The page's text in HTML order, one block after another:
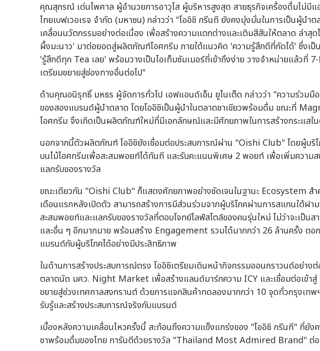
คุณสุภรณ์ เด่นไพศาล ผู้อำนวยการอาวุโส ผู้บริหารสูงสุด สายธุรกิจเครื่องดื่มไม่มีแ
ไทยเบฟเวอเรจ จำกัด (มหาชน) กล่าวว่า "โออิชิ กรีนที ยังคงมุ่งมั่นในการเป็นผู้นำ
เคลื่อนนวัตกรรมอย่างต่อเนื่อง เพื่อสร้างความแตกต่างและเติมสีสันให้ตลาด ล่าสุ
ผึ้งมะนาว' มาต่อยอดสู่ผลิตภัณฑ์ไอศกรีม ภายใต้แนวคิด 'ความรู้สึกดีที่กัดได้' ซึ่งเ
'รู้สึกดีทุก Tea เลย' พร้อมวางเป็นไอเท็มซัมเมอร์ที่เข้าถึงง่าย วางจำหน่ายแล้วที่
เตรียมขยายสู่ช่องทางอื่นต่อไป"
ด้านคุณอนิรุทธิ์ มหธร ผู้จัดการทั่วไป เอฟแอนด์เอ็น ยูไนเต็ด กล่าวว่า "ความร่วมมื
ของสองแบรนด์ผู้นำตลาด โดยโออิชิเป็นผู้นำในตลาดชาเขียวพร้อมดื่ม ขณะที่
ไอศกรีม จึงเกิดเป็นผลิตภัณฑ์ใหม่ที่มีเอกลักษณ์และมีศักยภาพในการสร้างกระแสใ
นอกจากนี้ตัวผลิตภัณฑ์ โออิชิยังเชื่อมต่อประสบการณ์ผ่าน "Oishi Club" โดยผู้บริ
บนไม้ไอศกรีมเพื่อสะสมพอยท์ได้ทันที และรับคะแนนพิเศษ 2 พอยท์ เพื่อเพิ่มความ
แลกรับของรางวัล
ขณะเดียวกัน "Oishi Club" ก็แสดงศักยภาพอย่างชัดเจนในฐานะ Ecosystem ส
เดือนแรกหลังเปิดตัว สามารถสร้างการมีส่วนร่วมจากผู้บริโภคผ่านการสแกนใต้ฝา
สะสมพอยท์และแลกรับของรางวัลที่ตอบโจทย์ไลฟ์สไตล์ของคนรุ่นใหม่ ไม่ว่าจะเป็นส
และอื่น ๆ อีกมากมาย พร้อมสร้าง Engagement รวมได้มากกว่า 26 ล้านครั้ง ตอ
แบรนด์กับผู้บริโภคได้อย่างมีประสิทธิภาพ
ในด้านการสร้างประสบการณ์ตรง โออิชิเตรียมเดินหน้ากิจกรรมออนกราวนด์อย่าง
ตลาดนัด มศว. Night Market เพื่อสร้างแลนด์มาร์กความ ICY และเชื่อมต่อเข้า
ขยายสู่ช่วงเทศกาลสงกรานต์ ด้วยการแจกสินค้าทดลองมากกว่า 10 จุดทั่วกรุงเท
รับรู้และสร้างประสบการณ์จริงกับแบรนด์
เบื้องหลังความเคลื่อนไหวครั้งนี้ สะท้อนถึงความแข็งแกร่งของ "โออิชิ กรีนที" ที่ยัง
ชาพร้อมดื่มของไทย การันตีด้วยรางวัล "Thailand Most Admired Brand" ต่อ